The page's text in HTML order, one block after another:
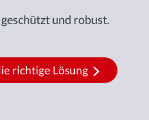
und robust.
richtige Lösung